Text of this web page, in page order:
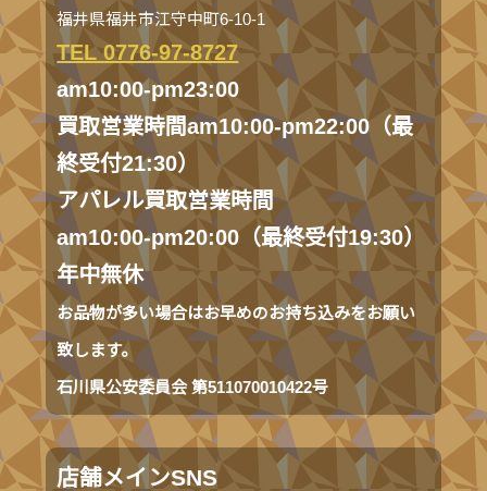
福井県福井市江守中町6-10-1
TEL 0776-97-8727
am10:00-pm23:00
買取営業時間am10:00-pm22:00（最
終受付21:30）
アパレル買取営業時間
am10:00-pm20:00（最終受付19:30）
年中無休
お品物が多い場合はお早めのお持ち込みをお願い
致します。
石川県公安委員会 第511070010422号
店舗メインSNS